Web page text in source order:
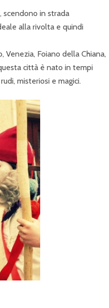
scendono in strada
alla rivolta e quindi
Venezia, Foiano della Chiana,
città è nato in tempi
misteriosi e magici.